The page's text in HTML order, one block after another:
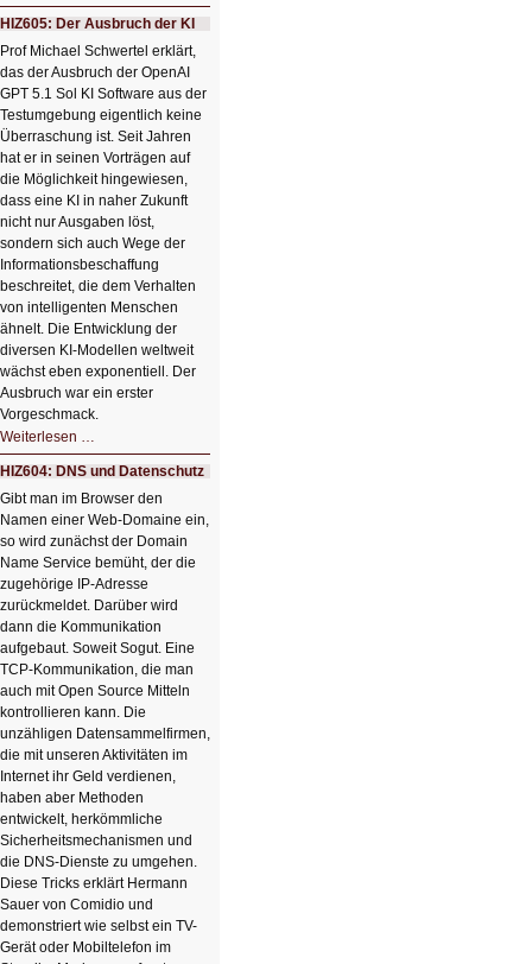
mit
einem
Klick
HIZ606:
Bildverschönerung
mit
einem
Klick
HIZ605: Der Ausbruch der KI
Prof Michael Schwertel erklärt,
das der Ausbruch der OpenAI
GPT 5.1 Sol KI Software aus der
Testumgebung eigentlich keine
Überraschung ist. Seit Jahren
hat er in seinen Vorträgen auf
die Möglichkeit hingewiesen,
dass eine KI in naher Zukunft
nicht nur Ausgaben löst,
sondern sich auch Wege der
Informationsbeschaffung
beschreitet, die dem Verhalten
von intelligenten Menschen
ähnelt. Die Entwicklung der
diversen KI-Modellen weltweit
wächst eben exponentiell. Der
Ausbruch war ein erster
Vorgeschmack.
Weiterlesen …
Der
Ausbruch
der
KI
HIZ604: DNS und Datenschutz
Gibt man im Browser den
Namen einer Web-Domaine ein,
so wird zunächst der Domain
Name Service bemüht, der die
zugehörige IP-Adresse
zurückmeldet. Darüber wird
dann die Kommunikation
aufgebaut. Soweit Sogut. Eine
TCP-Kommunikation, die man
auch mit Open Source Mitteln
kontrollieren kann. Die
unzähligen Datensammelfirmen,
die mit unseren Aktivitäten im
Internet ihr Geld verdienen,
haben aber Methoden
entwickelt, herkömmliche
Sicherheitsmechanismen und
die DNS-Dienste zu umgehen.
Diese Tricks erklärt Hermann
Sauer von Comidio und
demonstriert wie selbst ein TV-
Gerät oder Mobiltelefon im